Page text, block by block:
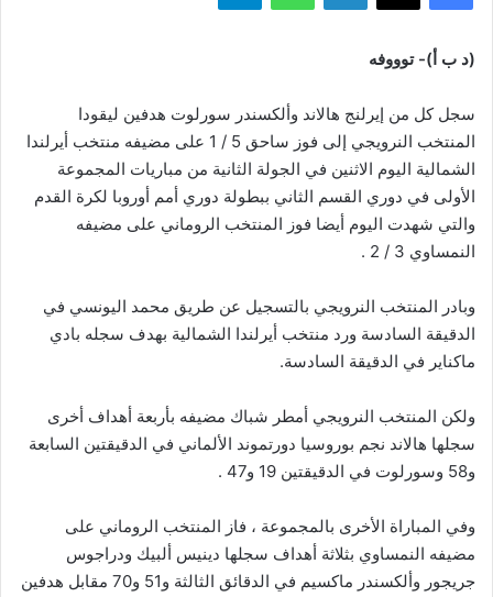
(د ب أ)- توووفه
سجل كل من إيرلنج هالاند وألكسندر سورلوت هدفين ليقودا
المنتخب النرويجي إلى فوز ساحق 5 / 1 على مضيفه منتخب أيرلندا
الشمالية اليوم الاثنين في الجولة الثانية من مباريات المجموعة
الأولى في دوري القسم الثاني ببطولة دوري أمم أوروبا لكرة القدم
والتي شهدت اليوم أيضا فوز المنتخب الروماني على مضيفه
النمساوي 3 / 2 .
وبادر المنتخب النرويجي بالتسجيل عن طريق محمد اليونسي في
الدقيقة السادسة ورد منتخب أيرلندا الشمالية بهدف سجله بادي
ماكناير في الدقيقة السادسة.
ولكن المنتخب النرويجي أمطر شباك مضيفه بأربعة أهداف أخرى
سجلها هالاند نجم بوروسيا دورتموند الألماني في الدقيقتين السابعة
و58 وسورلوت في الدقيقتين 19 و47 .
وفي المباراة الأخرى بالمجموعة ، فاز المنتخب الروماني على
مضيفه النمساوي بثلاثة أهداف سجلها دينيس ألبيك ودراجوس
جريجور وألكسندر ماكسيم في الدقائق الثالثة و51 و70 مقابل هدفين